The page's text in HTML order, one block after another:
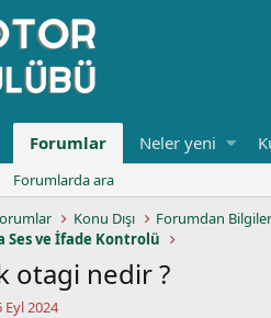
Forumlar Neler yeni
Forumlarda ara
Konu Dışı Forumdan Bilgiler
ve İfade Kontrolü
otagi nedir ?
Eyl 2024